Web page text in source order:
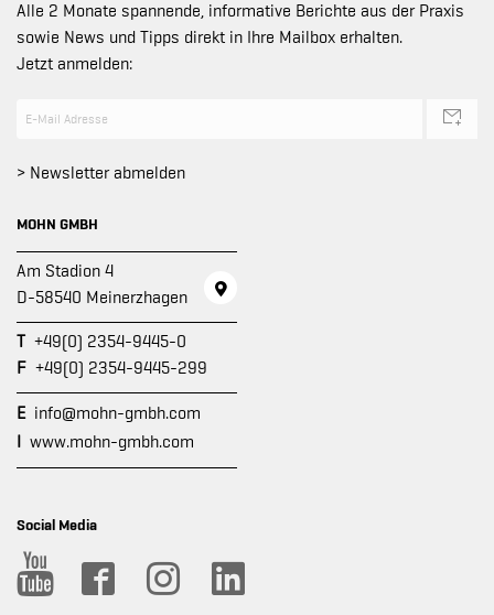
Alle 2 Monate spannende, informative Berichte aus der Praxis
sowie News und Tipps direkt in Ihre Mailbox erhalten.
Jetzt anmelden:
> Newsletter abmelden
MOHN GMBH
Am Stadion 4
D-58540 Meinerzhagen
T +49(0) 2354-9445-0
F +49(0) 2354-9445-299
E info@mohn-gmbh.com
I www.mohn-gmbh.com
Social Media